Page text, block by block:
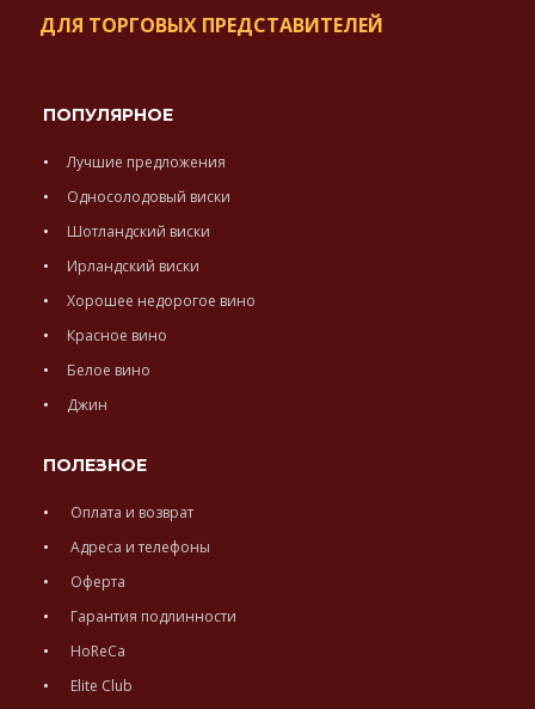
ДЛЯ ТОРГОВЫХ ПРЕДСТАВИТЕЛЕЙ
ПОПУЛЯРНОЕ
Лучшие предложения
Односолодовый виски
Шотландский виски
Ирландский виски
Хорошее недорогое вино
Красное вино
Белое вино
Джин
ПОЛЕЗНОЕ
Оплата и возврат
Адреса и телефоны
Оферта
Гарантия подлинности
HoReCa
Elite Club